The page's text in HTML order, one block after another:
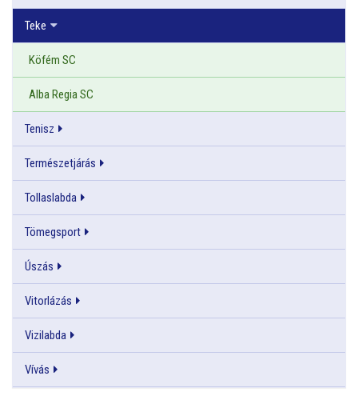
Teke
Köfém SC
Alba Regia SC
Tenisz
Természetjárás
Tollaslabda
Tömegsport
Úszás
Vitorlázás
Vizilabda
Vívás